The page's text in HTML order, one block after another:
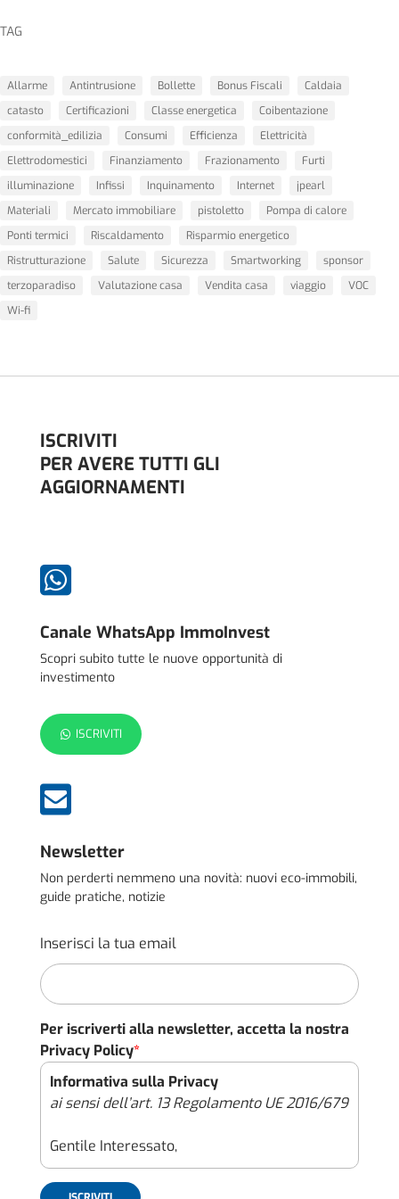
TAG
Allarme Antintrusione Bollette Bonus Fiscali
Caldaia
catasto
Certificazioni Classe energetica
Coibentazione
conformità_edilizia
Consumi Efficienza
Elettricità
Elettrodomestici
Finanziamento Frazionamento
Furti
illuminazione
Infissi Inquinamento Internet
jpearl
Materiali
Mercato immobiliare pistoletto
Pompa di calore
Ponti termici
Riscaldamento
Risparmio energetico
Ristrutturazione
Salute Sicurezza Smartworking
sponsor
terzoparadiso
Valutazione casa Vendita casa viaggio
VOC
Wi-fi
ISCRIVITI
PER AVERE TUTTI GLI
AGGIORNAMENTI

Canale WhatsApp ImmoInvest
Scopri subito tutte le nuove opportunità di
investimento
ISCRIVITI

Newsletter
Non perderti nemmeno una novità: nuovi eco-immobili,
guide pratiche, notizie
Inserisci la tua email
Per iscriverti alla newsletter, accetta la nostra
Privacy Policy*
Informativa sulla Privacy
ai sensi dell’art. 13 Regolamento UE 2016/679
Gentile Interessato,
con il presente documento (l’“Informativa”),